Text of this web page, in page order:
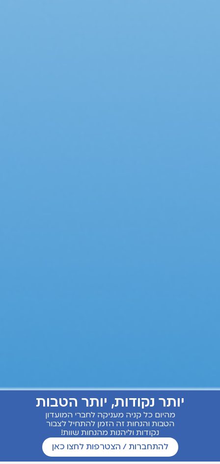
יותר נקודות, יותר הטבות
מהיום כל קניה מעניקה לחברי המועדון
הטבות והנחות זה הזמן להתחיל לצבור
נקודות וליהנות מהנחות שוות!
להתחברות / הצטרפות לחצו כאן